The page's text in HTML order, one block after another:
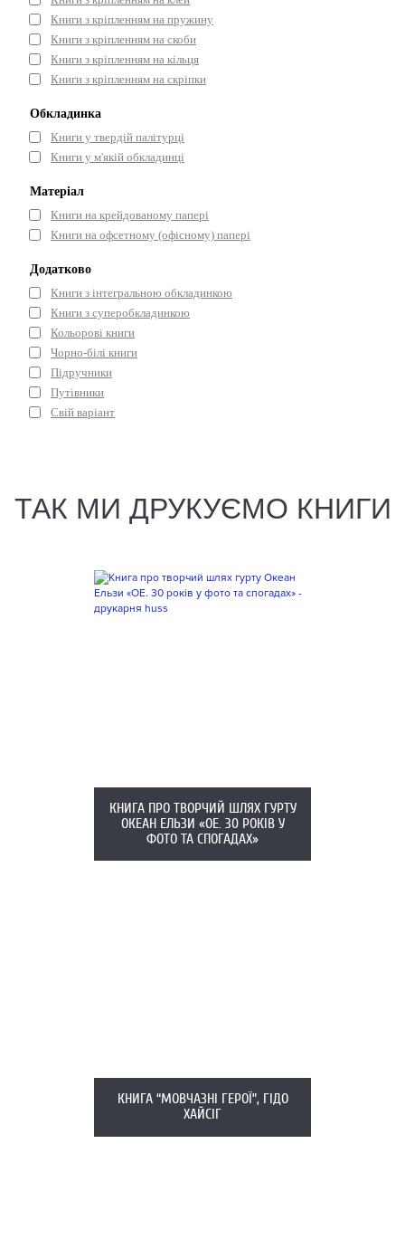
Книги з кріпленням на пружину
Книги з кріпленням на скоби
Книги з кріпленням на кільця
Книги з кріпленням на скріпки
Обкладинка
Книги у твердій палітурці
Книги у м'якій обкладинці
Матеріал
Книги на крейдованому папері
Книги на офсетному (офісному) папері
Додатково
Книги з інтегральною обкладинкою
Книги з суперобкладинкою
Кольорові книги
Чорно-білі книги
Підручники
Путівники
Свій варіант
ТАК МИ ДРУКУЄМО КНИГИ
КНИГА ПРО ТВОРЧИЙ ШЛЯХ ГУРТУ
ОКЕАН ЕЛЬЗИ «ОЕ. 30 РОКІВ У
ФОТО ТА СПОГАДАХ»
КНИГА “МОВЧАЗНІ ГЕРОЇ”, ГІДО
ХАЙСІГ